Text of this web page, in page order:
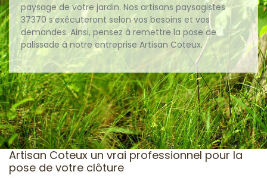
paysage de votre jardin. Nos artisans paysagistes
37370 s’exécuteront selon vos besoins et vos
demandes. Ainsi, pensez à remettre la pose de
palissade à notre entreprise Artisan Coteux.
Artisan Coteux un vrai professionnel pour la
pose de votre clôture